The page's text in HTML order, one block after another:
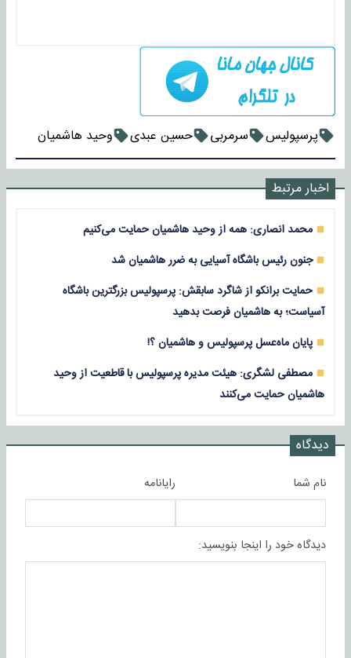
پرسپولیس سرمربی حسین عبدی وحید هاشمیان
اخبار مرتبط
محمد انصاری: همه از وحید هاشمیان حمایت می‌کنیم
جنون رئیس باشگاه آسیایی به ضرر هاشمیان شد
حمایت برانکو از شاگرد سابقش: پرسپولیس بزرگترین باشگاه
آسیاست؛ به هاشمیان فرصت بدهید
پایان ماه‌عسل پرسپولیس و هاشمیان ؟!
مصطفی لشگری: هیئت مدیره پرسپولیس با قاطعیت از وحید
هاشمیان حمایت می‌کنند
دیدگاه
نام شما رایانامه
دیدگاه خود را اینجا بنویسید: